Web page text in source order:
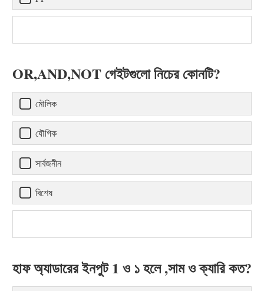
OR,AND,NOT গেইটগুলো নিচের কোনটি?
মৌলিক
যৌগিক
সার্বজনীন
বিশেষ
হাফ অ্যাডারের ইনপুট 1 ও ১ হলে ,সাম ও ক্যারি কত?